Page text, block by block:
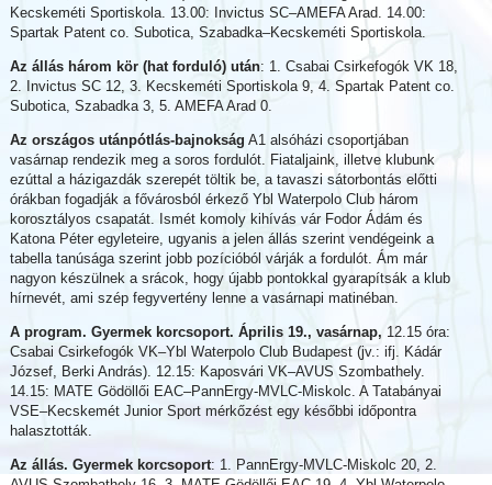
Kecskeméti Sportiskola. 13.00: Invictus SC–AMEFA Arad. 14.00:
Spartak Patent co. Subotica, Szabadka–Kecskeméti Sportiskola.
Az állás három kör (hat forduló) után: 1. Csabai Csirkefogók VK 18,
2. Invictus SC 12, 3. Kecskeméti Sportiskola 9, 4. Spartak Patent co.
Subotica, Szabadka 3, 5. AMEFA Arad 0.
Az országos utánpótlás-bajnokság A1 alsóházi csoportjában
vasárnap rendezik meg a soros fordulót. Fiataljaink, illetve klubunk
ezúttal a házigazdák szerepét töltik be, a tavaszi sátorbontás előtti
órákban fogadják a fővárosból érkező Ybl Waterpolo Club három
korosztályos csapatát. Ismét komoly kihívás vár Fodor Ádám és
Katona Péter egyleteire, ugyanis a jelen állás szerint vendégeink a
tabella tanúsága szerint jobb pozícióból várják a fordulót. Ám már
nagyon készülnek a srácok, hogy újabb pontokkal gyarapítsák a klub
hírnevét, ami szép fegyvertény lenne a vasárnapi matinéban.
A program. Gyermek korcsoport. Április 19., vasárnap, 12.15 óra:
Csabai Csirkefogók VK–Ybl Waterpolo Club Budapest (jv.: ifj. Kádár
József, Berki András). 12.15: Kaposvári VK–AVUS Szombathely.
14.15: MATE Gödöllői EAC–PannErgy-MVLC-Miskolc. A Tatabányai
VSE–Kecskemét Junior Sport mérkőzést egy későbbi időpontra
halasztották.
Az állás. Gyermek korcsoport: 1. PannErgy-MVLC-Miskolc 20, 2.